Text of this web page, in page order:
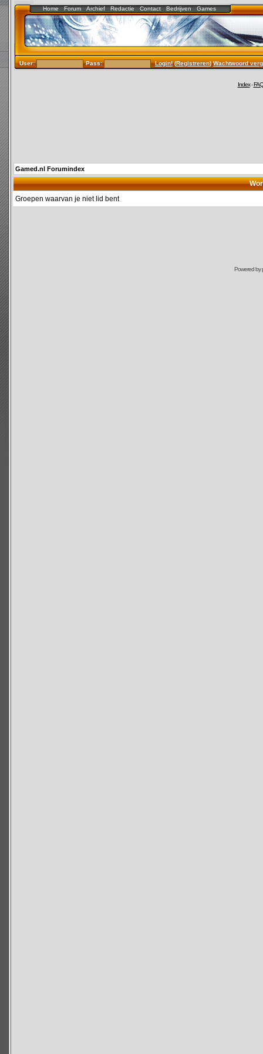
Home Forum Archief Redactie Contact Bedrijven Games
User: Pass: Login!(Registreren)Wachtwoord
Index-FAQ
Gamed.nl Forumindex
Groepen waarvan je niet lid bent
Powered by